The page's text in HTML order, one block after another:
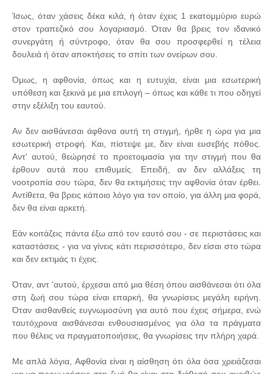
Ίσως, όταν χάσεις δέκα κιλά, ή όταν έχεις 1 εκατομμύριο ευρώ
στον τραπεζικό σου λογαριασμό. Όταν θα βρεις τον ιδανικό
συνεργάτη ή σύντροφο, όταν θα σου προσφερθεί η τέλεια
δουλειά ή όταν αποκτήσεις το σπίτι των ονείρων σου.
Όμως, η αφθονία, όπως και η ευτυχία, είναι μια εσωτερική
υπόθεση και ξεκινά με μια επιλογή – όπως και κάθε τι που οδηγεί
στην εξέλιξη του εαυτού.
Αν δεν αισθάνεσαι άφθονα αυτή τη στιγμή, ήρθε η ώρα για μια
εσωτερική στροφή. Και, πίστεψε με, δεν είναι ευσεβής πόθος.
Αντ' αυτού, θεώρησέ το προετοιμασία για την στιγμή που θα
έρθουν αυτά που επιθυμείς. Επειδή, αν δεν αλλάξεις τη
νοοτροπία σου τώρα, δεν θα εκτιμήσεις την αφθονία όταν έρθει.
Αντίθετα, θα βρεις κάποιο λόγο για τον οποίο, για άλλη μια φορά,
δεν θα είναι αρκετή.
Εάν κοιτάζεις πάντα έξω από τον εαυτό σου - σε περιστάσεις και
καταστάσεις - για να γίνεις κάτι περισσότερο, δεν είσαι στο τώρα
και δεν εκτιμάς τι έχεις.
Όταν, αντ 'αυτού, έρχεσαι από μια θέση όπου αισθάνεσαι ότι όλα
στη ζωή σου τώρα είναι επαρκή, θα γνωρίσεις μεγάλη ειρήνη.
Όταν αισθανθείς ευγνωμοσύνη για αυτό που έχεις σήμερα, ενώ
ταυτόχρονα αισθάνεσαι ενθουσιασμένος για όλα τα πράγματα
που θέλεις να πραγματοποιήσεις, θα γνωρίσεις την πλήρη χαρά.
Με απλά λόγια, Αφθονία είναι η αίσθηση ότι όλα όσα χρειάζεσαι